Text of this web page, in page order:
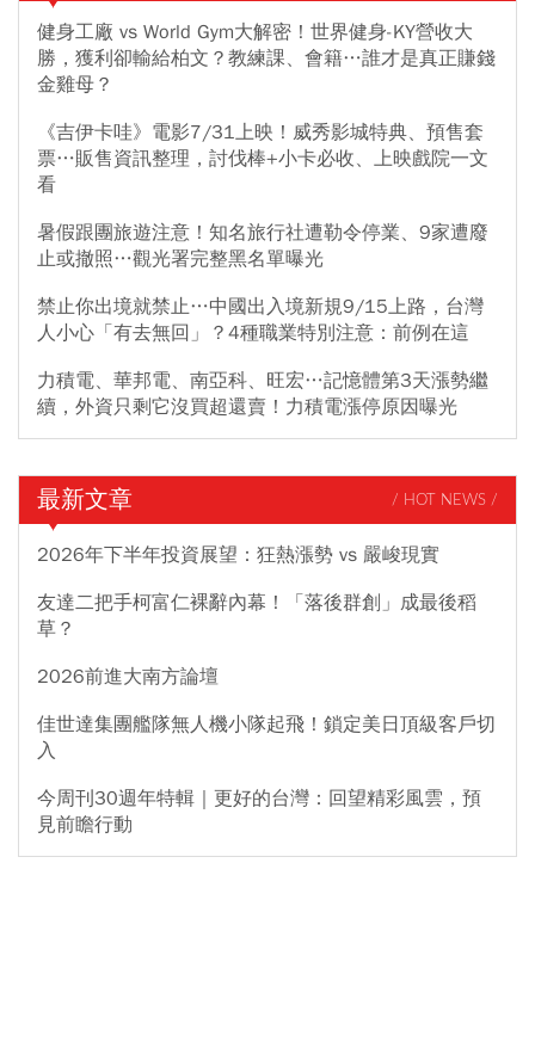
健身工廠 vs World Gym大解密！世界健身-KY營收大
勝，獲利卻輸給柏文？教練課、會籍…誰才是真正賺錢
金雞母？
《吉伊卡哇》電影7/31上映！威秀影城特典、預售套
票…販售資訊整理，討伐棒+小卡必收、上映戲院一文
看
暑假跟團旅遊注意！知名旅行社遭勒令停業、9家遭廢
止或撤照…觀光署完整黑名單曝光
禁止你出境就禁止…中國出入境新規9/15上路，台灣
人小心「有去無回」？4種職業特別注意：前例在這
力積電、華邦電、南亞科、旺宏…記憶體第3天漲勢繼
續，外資只剩它沒買超還賣！力積電漲停原因曝光
最新文章 / HOT NEWS /
2026年下半年投資展望：狂熱漲勢 vs 嚴峻現實
友達二把手柯富仁裸辭內幕！「落後群創」成最後稻
草？
2026前進大南方論壇
佳世達集團艦隊無人機小隊起飛！鎖定美日頂級客戶切
入
今周刊30週年特輯｜更好的台灣：回望精彩風雲，預
見前瞻行動